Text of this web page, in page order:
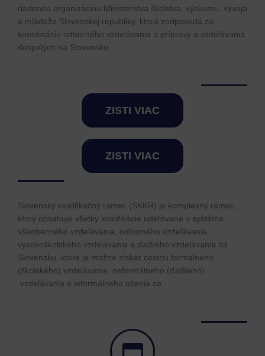
riadenou organizáciou Ministerstva školstva, výskumu, vývoja
a mládeže Slovenskej republiky, ktorá zodpovedá za
koordináciu odborného vzdelávania a prípravy a vzdelávania
dospelých na Slovensku.
ZISTI VIAC
ZISTI VIAC
Slovenský kvalifikačný rámec (SKKR) je komplexný rámec,
ktorý obsahuje všetky kvalifikácie udeľované v systéme
všeobecného vzdelávania, odborného vzdelávania,
vysokoškolského vzdelávania a ďalšieho vzdelávania na
Slovensku, ktoré je možné získať cestou formálneho
(školského) vzdelávania, neformálneho (ďalšieho)
vzdelávania a informálneho učenia sa.